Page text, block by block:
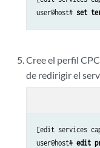
user@host# set
Cree el perfil
de redirigir el
[edit services
user@host# edit